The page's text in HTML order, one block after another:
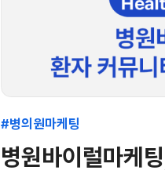
#병의원마케팅
병원바이럴마케팅, 환자 커뮤니티에서 신